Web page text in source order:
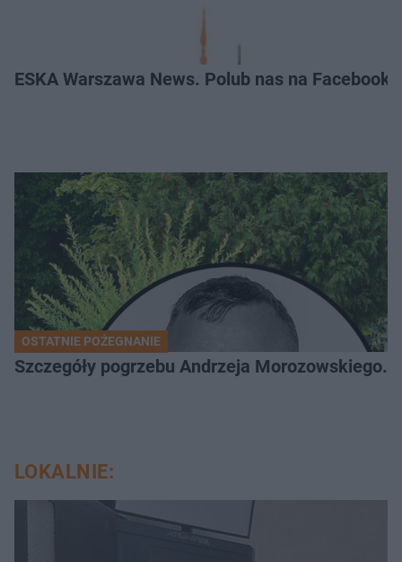
ESKA Warszawa News. Polub nas na
OSTATNIE POŻEGNANIE
Szczegóły pogrzebu Andrzeja Morozowskiego.
LOKALNIE: